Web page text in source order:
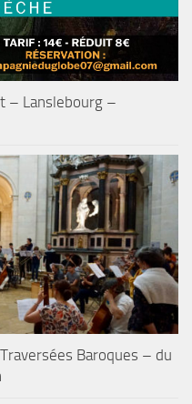
– Lanslebourg –
Baroques – du